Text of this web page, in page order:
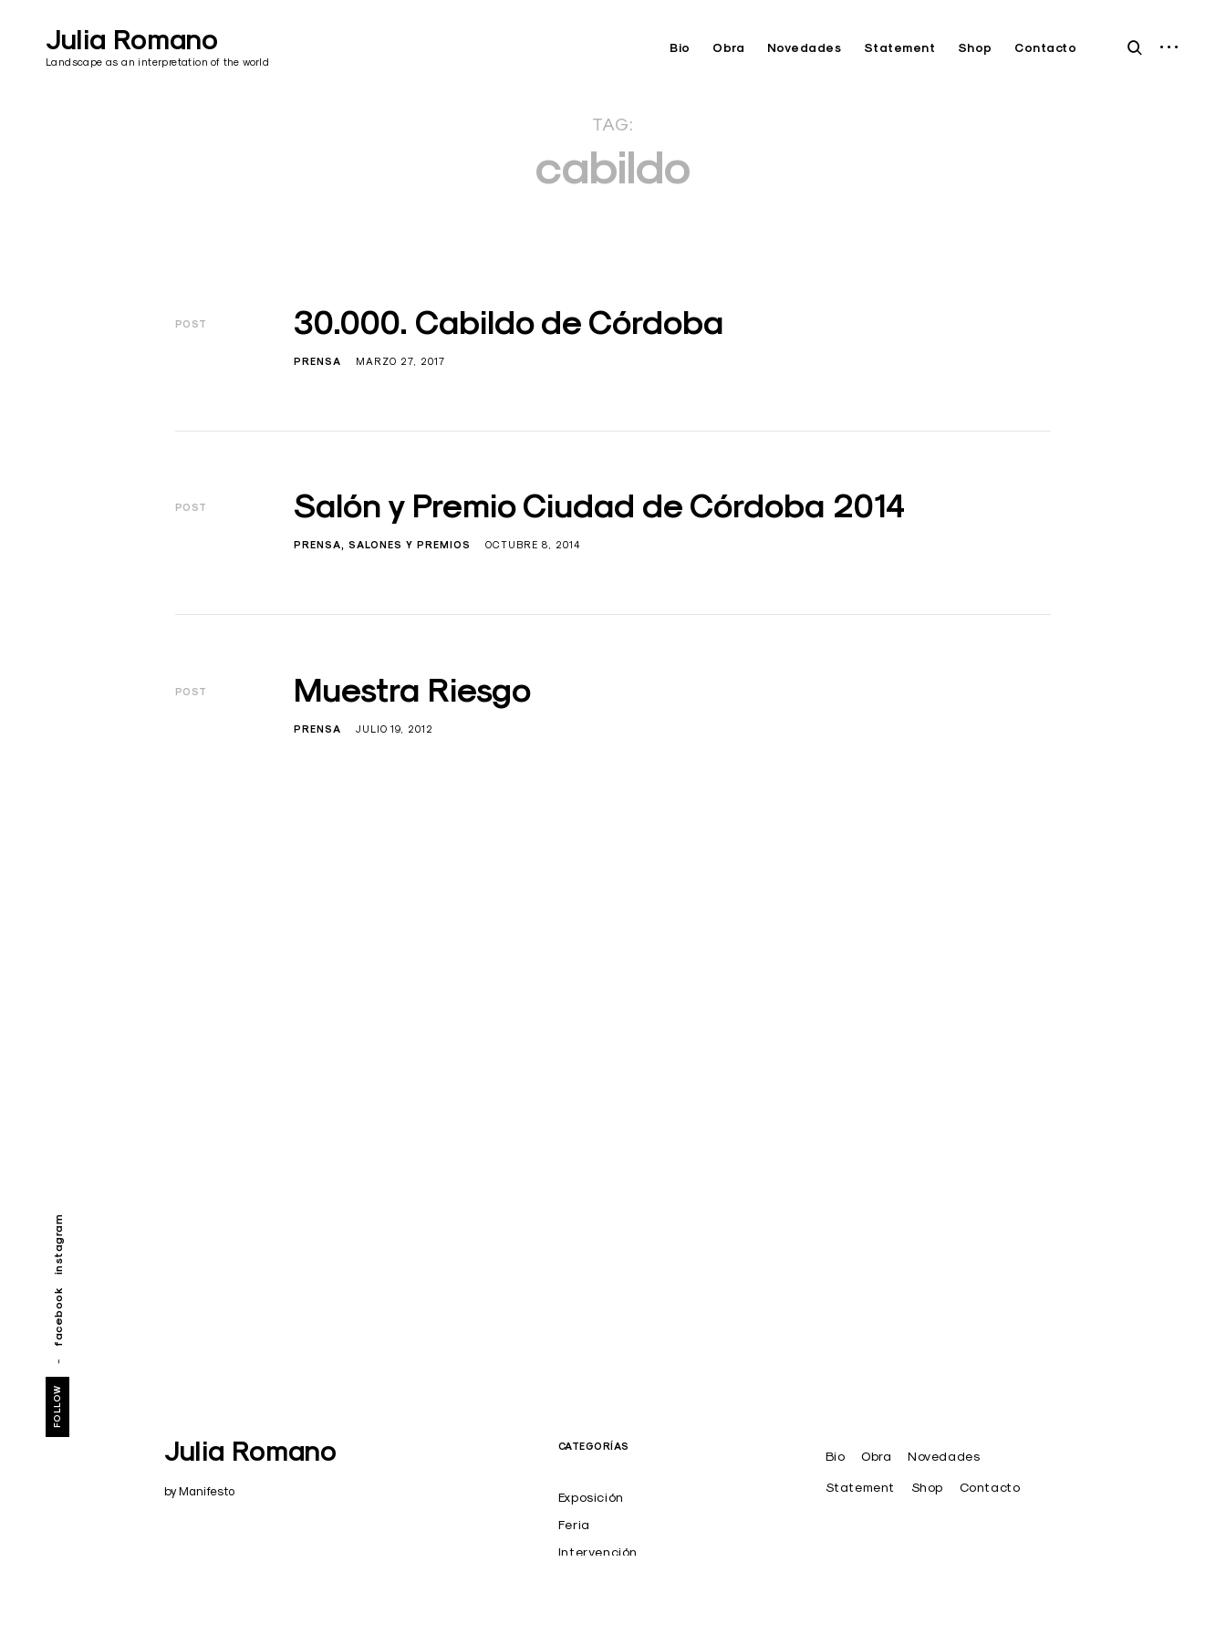
contentJulia Romano
Landscape as an interpretation of the world
Bio Obra Novedades Statement Shop Contacto
open
open
FOLLOW
facebook
instagram
TAG:
cabildo
POST 30.000. Cabildo de Córdoba
PRENSA MARZO 27, 2017
POST Salón y Premio Ciudad de Córdoba 2014
PRENSA SALONES Y PREMIOS OCTUBRE 8, 2014
POST Muestra Riesgo
PRENSA JULIO 19, 2012
Julia Romano
by Manifesto
CATEGORÍAS
Exposición
Feria
Intervención
Bio Obra Novedades
Statement Shop Contacto